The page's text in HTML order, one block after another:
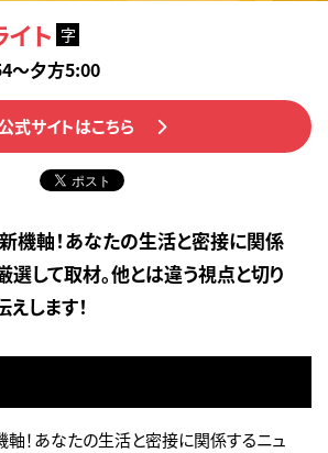
ト 字
～夕方5:00
公式サイトはこちら
機軸！あなたの生活と密接に関係
選して取材。他とは違う視点と切り
します！
軸！あなたの生活と密接に関係するニュ